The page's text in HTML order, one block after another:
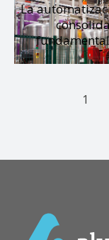
La
1